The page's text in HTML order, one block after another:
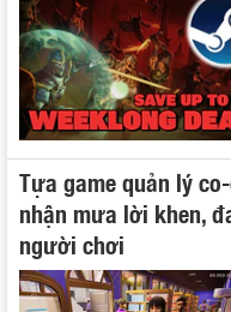
Tựa game quản lý
nhận mưa lời khen,
người chơi